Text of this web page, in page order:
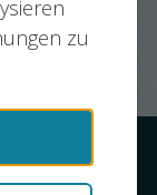
zu